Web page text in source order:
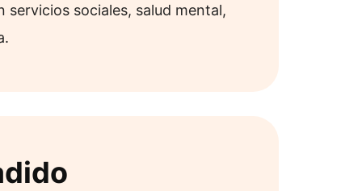
servicios sociales, salud mental,